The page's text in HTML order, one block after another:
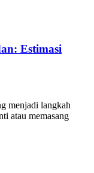
Estimasi
menjadi langkah
atau memasang